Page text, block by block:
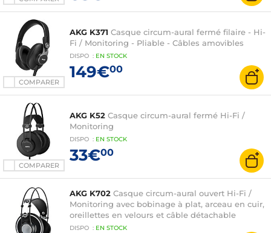
COMPARER
AKG K371 Casque circum-aural fermé filaire - Hi-
Fi / Monitoring - Pliable - Câbles amovibles
DISPO : EN STOCK
149€00
COMPARER
AKG K52 Casque circum-aural fermé Hi-Fi /
Monitoring
DISPO : EN STOCK
33€00
AKG K702 Casque circum-aural ouvert Hi-Fi /
Monitoring avec bobinage à plat, arceau en cuir,
oreillettes en velours et câble détachable
DISPO : EN STOCK